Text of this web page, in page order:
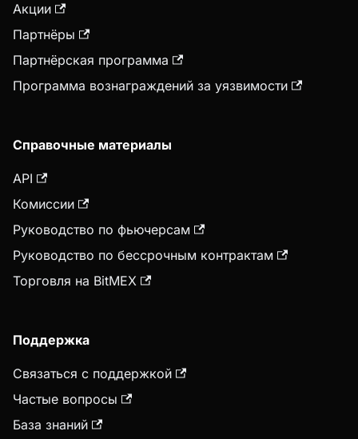
Акции
Партнёры
Партнёрская программа
Программа вознаграждений за уязвимости
Справочные материалы
API
Комиссии
Руководство по фьючерсам
Руководство по бессрочным контрактам
Торговля на BitMEX
Поддержка
Связаться с поддержкой
Частые вопросы
База знаний